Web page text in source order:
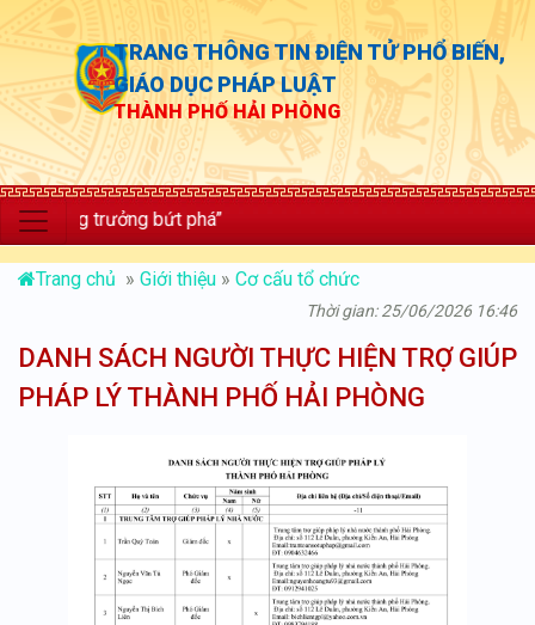
TRANG THÔNG TIN ĐIỆN TỬ PHỔ BIẾN,
GIÁO DỤC PHÁP LUẬT
THÀNH PHỐ HẢI PHÒNG
tăng trưởng bứt phá”
Trang chủ » Giới thiệu » Cơ cấu tổ chức
Thời gian: 25/06/2026 16:46
DANH SÁCH NGƯỜI THỰC HIỆN TRỢ GIÚP
PHÁP LÝ THÀNH PHỐ HẢI PHÒNG